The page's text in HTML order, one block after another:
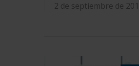
2 de septiembre de